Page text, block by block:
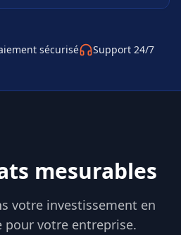
sécurisé Support 24/7
mesurables
votre investissement en
pour votre entreprise.